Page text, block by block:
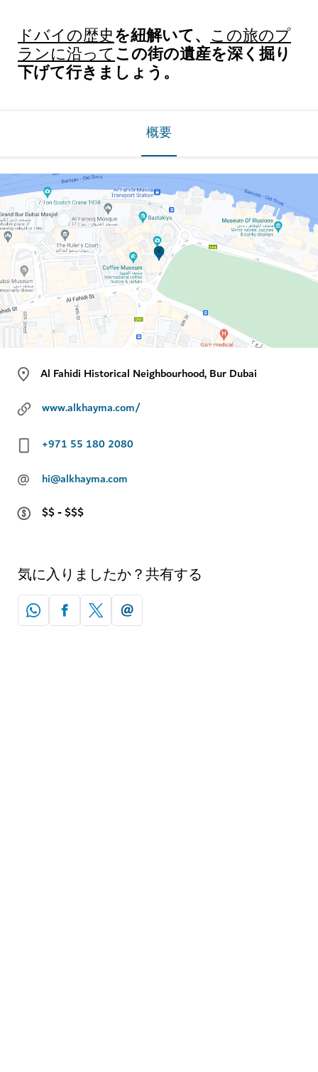
ドバイの歴史を紐解いて、 この旅のプ
ランに沿ってこの街の遺産を深く掘り
下げて行きましょう。
概要
Al Fahidi Historical Neighbourhood, Bur Dubai
www.alkhayma.com/
+971 55 180 2080
@
hi@alkhayma.com
$$ - $$$
気に入りましたか？共有する